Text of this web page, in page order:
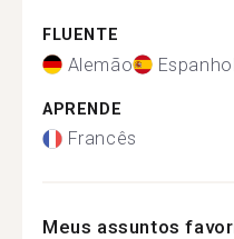
FLUENTE
Alemão Espanhol
APRENDE
Francês
Meus assuntos